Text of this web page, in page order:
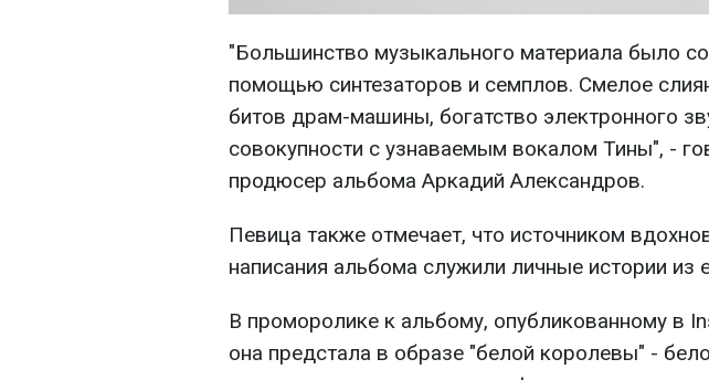
"Большинство музыкального материала было
помощью синтезаторов и семплов. Смелое
битов драм-машины, богатство электронного
совокупности с узнаваемым вокалом Тины", -
продюсер альбома Аркадий Александров.
Певица также отмечает, что источником
написания альбома служили личные истории из
В проморолике к альбому, опубликованному в
она предстала в образе "белой королевы" -